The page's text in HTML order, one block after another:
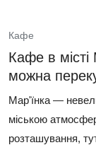
Кафе
Кафе в
можна
Мар'їнка —
міською
розташування,